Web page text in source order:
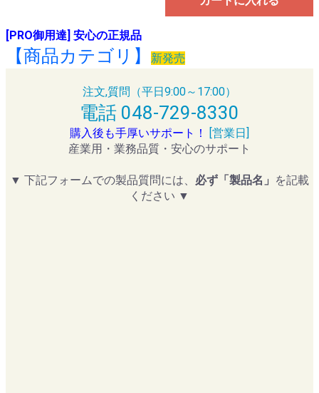
[PRO御用達] 安心の正規品
【商品カテゴリ】 新発売
注文,質問（平日9:00～17:00）
電話 048-729-8330
購入後も手厚いサポート！
[営業日]
産業用・業務品質・安心のサポート
▼ 下記フォームでの製品質問には、 必ず「製品名」 を記載
ください ▼